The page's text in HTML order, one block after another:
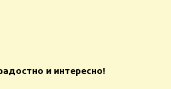
и интересно!